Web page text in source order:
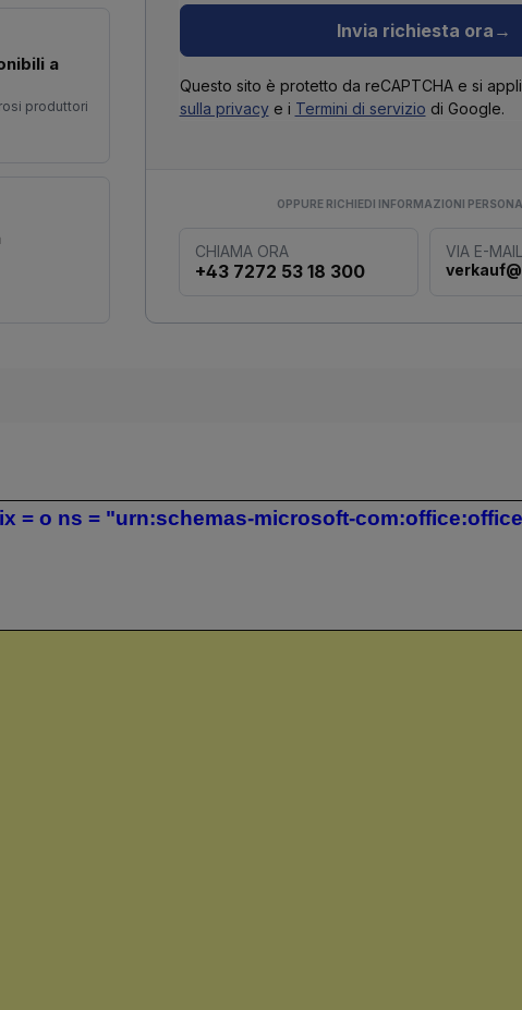
Invia richiesta ora →
Questo sito è protetto da reCAPTCHA e si
sulla privacye i Termini di servizio di Google.
OPPURE RICHIEDI INFORMAZIONI
CHIAMA ORA
+43 7272 53 18 300
VIA E-MAIL
a
produttori
= o ns = "urn:schemas-microsoft-